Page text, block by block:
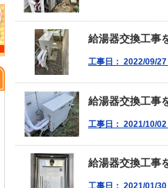
給湯器交換工事
工事日： 2022/09/
給湯器交換工事
工事日： 2021/10/
給湯器交換工事